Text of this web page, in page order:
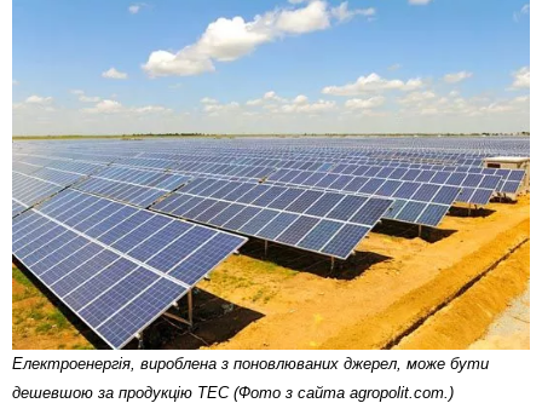
Електроенергія, вироблена з поновлюваних джерел, може бути
дешевшою за продукцію ТЕС (Фото з сайта agropolit.com.)